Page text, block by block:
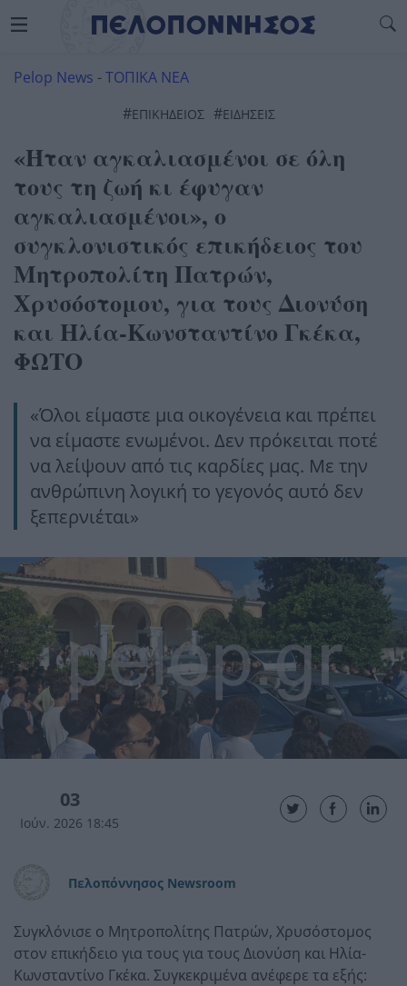
Pelop News -ΤΟΠΙΚΑ ΝΕΑ
#ΕΠΙΚΉΔΕΙΟΣ #ΕΙΔΗΣΕΙΣ
«Ήταν αγκαλιασμένοι σε όλη
τους τη ζωή κι έφυγαν
αγκαλιασμένοι», ο
συγκλονιστικός επικήδειος του
Μητροπολίτη Πατρών,
Χρυσόστομου, για τους Διονύση
και Ηλία-Κωνσταντίνο Γκέκα,
ΦΩΤΟ
«Όλοι είμαστε μια οικογένεια και πρέπει
να είμαστε ενωμένοι. Δεν πρόκειται ποτέ
να λείψουν από τις καρδίες μας. Με την
ανθρώπινη λογική το γεγονός αυτό δεν
ξεπερνιέται»
03
Ιούν. 2026 18:45
Πελοπόννησος Newsroom
Συγκλόνισε ο Μητροπολίτης Πατρών, Χρυσόστομος
στον επικήδειο για τους για τους Διονύση και Ηλία-
Κωνσταντίνο Γκέκα. Συγκεκριμένα ανέφερε τα εξής: